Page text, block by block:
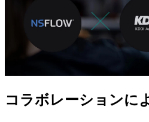
コラボレーションに